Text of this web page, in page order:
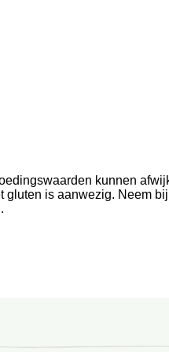
kunnen
gluten is aanwezig. Neem